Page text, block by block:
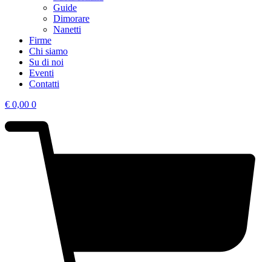
Guide
Dimorare
Nanetti
Firme
Chi siamo
Su di noi
Eventi
Contatti
€ 0,00 0